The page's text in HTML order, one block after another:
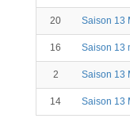
20 Saison 13
16 Saison 13
2 Saison 13
14 Saison 13